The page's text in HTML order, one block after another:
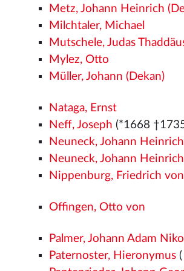
Metz, Johann Heinrich
Milchtaler, Michael
Mutschele, Judas
Mylez, Otto
Müller, Johann (Dekan)
Nataga, Ernst
Neff, Joseph (*1668
Neuneck, Johann
Neuneck, Johann
Nippenburg, Friedrich
Offingen, Otto von
Palmer, Johann Adam
Paternoster, Hieronymus